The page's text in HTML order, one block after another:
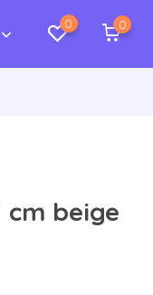
0 0
cm beige